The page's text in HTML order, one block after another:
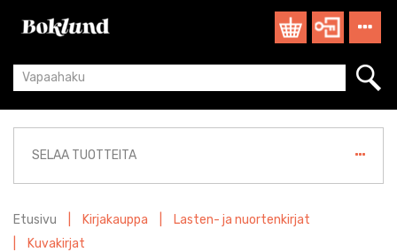
SELAA TUOTTEITA
Etusivu Kirjakauppa
Lasten- ja nuortenkirjat
Kuvakirjat